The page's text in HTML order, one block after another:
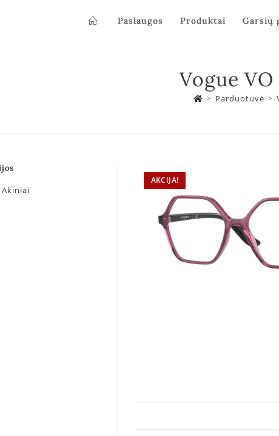
Paslaugos Produktai Garsių
Vogue
> Parduotuvė >
AKCIJA!